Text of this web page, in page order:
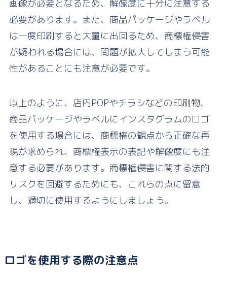
画像が必要となるため、解像度に十分に注意する
必要があります。また、商品パッケージやラベル
は一度印刷すると大量に出回るため、商標権侵害
が疑われる場合には、問題が拡大してしまう可能
性があることにも注意が必要です。
以上のように、店内POPやチラシなどの印刷物、
商品パッケージやラベルにインスタグラムのロゴ
を使用する場合には、商標権の観点から正確な再
現が求められ、商標権表示の表記や解像度にも注
意する必要があります。商標権侵害に関する法的
リスクを回避するためにも、これらの点に留意
し、適切に使用するようにしましょう。
ロゴを使用する際の注意点